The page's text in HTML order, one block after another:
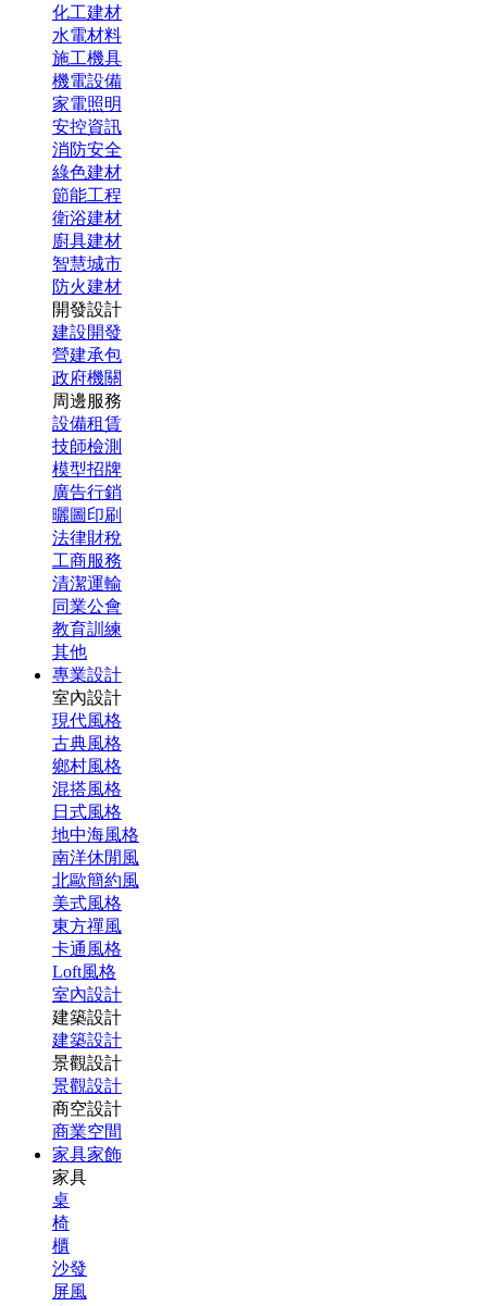
化工建材
水電材料
施工機具
機電設備
家電照明
安控資訊
消防安全
綠色建材
節能工程
衛浴建材
廚具建材
智慧城市
防火建材
開發設計
建設開發
營建承包
政府機關
周邊服務
設備租賃
技師檢測
模型招牌
廣告行銷
曬圖印刷
法律財稅
工商服務
清潔運輸
同業公會
教育訓練
其他
專業設計
室內設計
現代風格
古典風格
鄉村風格
混搭風格
日式風格
地中海風格
南洋休閒風
北歐簡約風
美式風格
東方禪風
卡通風格
Loft風格
室內設計
建築設計
建築設計
景觀設計
景觀設計
商空設計
商業空間
家具家飾
家具
桌
椅
櫃
沙發
屏風